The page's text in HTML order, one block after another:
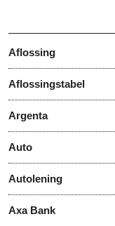
Aflossing
Aflossingstabel
Argenta
Auto
Autolening
Axa Bank